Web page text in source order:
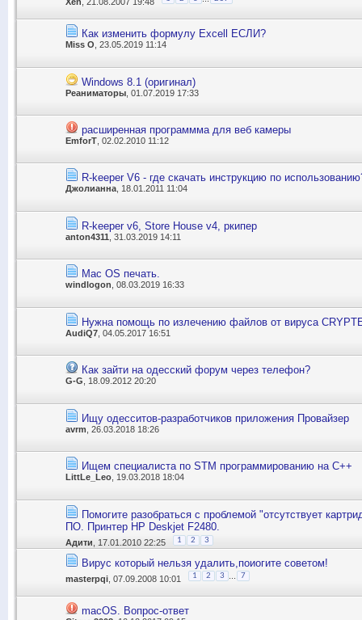
Как изменить формулу Excell ЕСЛИ?
Miss O , 23.05.2019 11:14
Windows 8.1 (оригинал)
Реаниматоры , 01.07.2019 17:33
расширенная программма для веб камеры
EmforT , 02.02.2010 11:12
R-keeper V6 - где скачать инструкцию по
Джолианна, 18.01.2011 11:04
R-keeper v6, Store House v4, ркипер
anton4311 , 31.03.2019 14:11
Mac OS печать.
windlogon, 08.03.2019 16:33
Нужна помощь по излечению файлов от вируса
AudiQ7 , 04.05.2017 16:51
Как зайти на одесский форум через телефон?
G-G , 18.09.2012 20:20
Ищу одесситов-разработчиков приложения Провайзер
avrm , 26.03.2018 18:26
Ищем специалиста по STM программированию на C++
LittLe_Leo , 19.03.2018 18:04
Помогите разобраться с проблемой "отсутствует
ПО. Принтер HP Deskjet F2480.
Адити , 17.01.2010 22:25 1 2 3
Вирус который нельзя удалить,поиогите советом!
masterpqi , 07.09.2008 10:01 1 2 3 7
macOS. Вопрос-ответ